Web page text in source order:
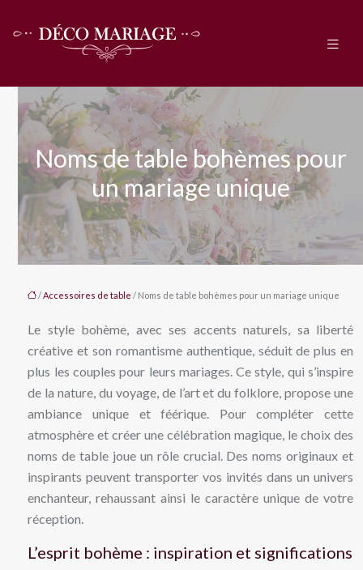
Noms de table bohèmes pour
un mariage unique
/Accessoires de table / Noms de table bohèmes pour un mariage unique
Le style bohème, avec ses accents naturels, sa liberté
créative et son romantisme authentique, séduit de plus en
plus les couples pour leurs mariages. Ce style, qui s’inspire
de la nature, du voyage, de l’art et du folklore, propose une
ambiance unique et féérique. Pour compléter cette
atmosphère et créer une célébration magique, le choix des
noms de table joue un rôle crucial. Des noms originaux et
inspirants peuvent transporter vos invités dans un univers
enchanteur, rehaussant ainsi le caractère unique de votre
réception.
L’esprit bohème : inspiration et significations